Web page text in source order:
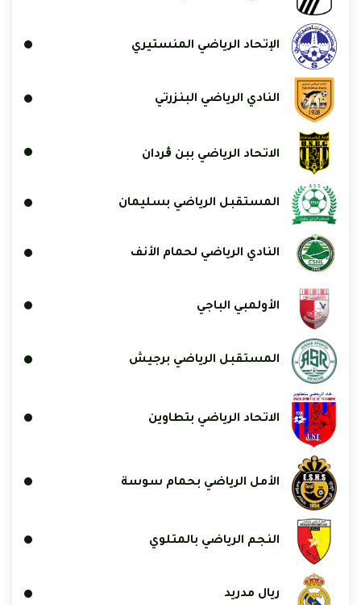
الإتحاد الرياضي المنستيري
النادي الرياضي البنزرتي
الاتحاد الرياضي ببن ڨردان
المستقبل الرياضي بسليمان
النادي الرياضي لحمام الأنف
الأولمبي الباجي
المستقبل الرياضي برجيش
الاتحاد الرياضي بتطاوين
الأمل الرياضي بحمام سوسة
النجم الرياضي بالمتلوي
ريال مدريد